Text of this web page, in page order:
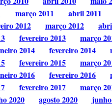
março 2011 abril 2011
2012 março 2012
fevereiro 2013 março
2014 fevereiro 2014
fevereiro 2015 março
2016 fevereiro 2016
fevereiro 2017 março
2020 agosto 2020